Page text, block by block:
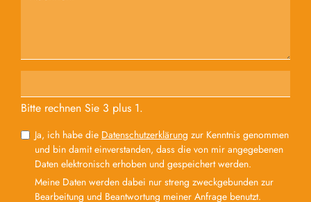
Bitte rechnen Sie 3 plus 1.
Ja, ich habe die Datenschutzerklärung zur Kenntnis genommen
und bin damit einverstanden, dass die von mir angegebenen
Daten elektronisch erhoben und gespeichert werden.
Meine Daten werden dabei nur streng zweckgebunden zur
Bearbeitung und Beantwortung meiner Anfrage benutzt.